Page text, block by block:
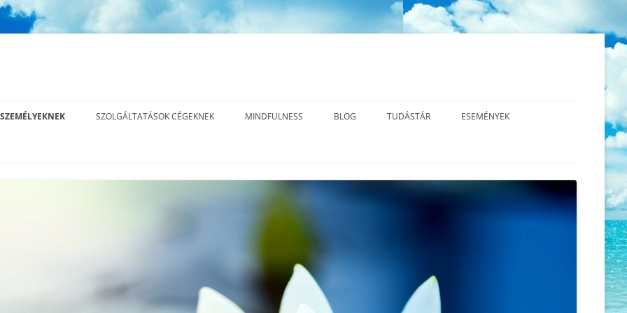
SZOLGÁLTATÁSOK CÉGEKNEK
KOMPLEX EXECUTIVE COACHING
CÉGES REFERENCIÁK,
EGYÜTTMŰKÖDÉSEK
MINDFULNESS BLOG
A MINDFULNESS TESTPÁSZTÁZÁS
(BODY SCAN) ÉS LÉGZŐMEDITÁCIÓ
TUDÁSTÁR
LÉGZŐGYAKORLATOK
ESEMÉNYEK